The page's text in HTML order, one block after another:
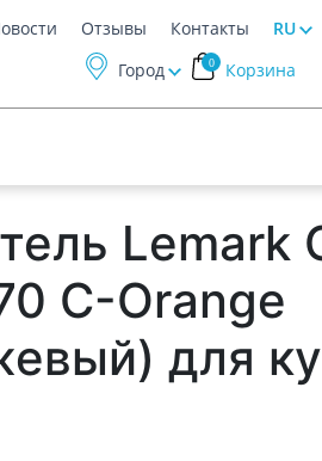
Отзывы Контакты
RU
Город
Корзина
0
Lemark
C-Orange
для